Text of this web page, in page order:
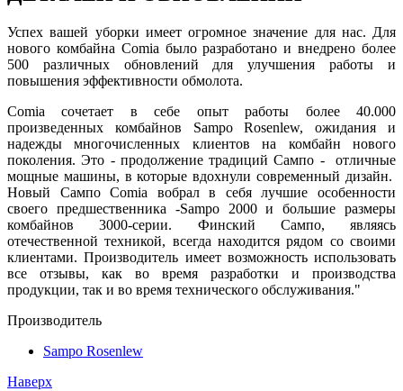
Успех вашей уборки имеет огромное значение для нас. Для
нового комбайна Comia было разработано и внедрено более
500 различных обновлений для улучшения работы и
повышения эффективности обмолота.
Comia сочетает в себе опыт работы более 40.000
произведенных комбайнов Sampo Rosenlew, ожидания и
надежды многочиcленных клиентов на комбайн нового
поколения. Это - продолжение традиций Сампо - отличные
мощные машины, в которые вдохнули современный дизайн.
Новый Сампо Comia вобрал в себя лучшие особенности
своего предшественника -Sampo 2000 и большие размеры
комбайнов 3000-серии. Финский Сампо, являясь
отечествeнной техникой, всегда находится рядом со своими
клиентами. Производитель имеет возможность использовать
все отзывы, как во время разработки и производства
продукции, так и во время технического обслуживания."
Производитель
Sampo Rosenlew
Наверх